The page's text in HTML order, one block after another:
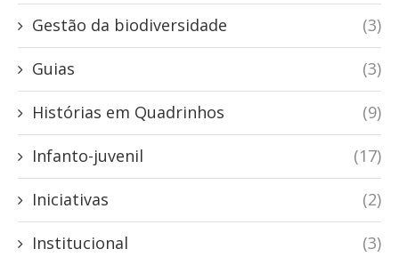
Gestão da biodiversidade (3)
Guias (3)
Histórias em Quadrinhos (9)
Infanto-juvenil (17)
Iniciativas (2)
Institucional (3)